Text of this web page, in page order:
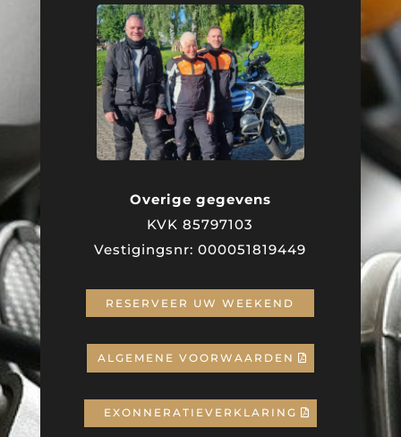
Overige gegevens
KVK 85797103
Vestigingsnr: 000051819449
RESERVEER UW WEEKEND
ALGEMENE VOORWAARDEN
EXONNERATIEVERKLARING